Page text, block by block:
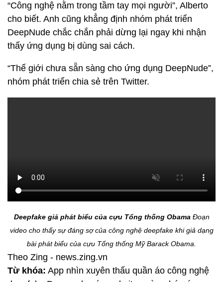
“Công nghệ nằm trong tầm tay mọi người”, Alberto
cho biết. Anh cũng khẳng định nhóm phát triển
DeepNude chắc chắn phải dừng lại ngay khi nhận
thấy ứng dụng bị dùng sai cách.
“Thế giới chưa sẵn sàng cho ứng dụng DeepNude”,
nhóm phát triển chia sẻ trên Twitter.
Deepfake giả phát biểu của cựu Tổng thống Obama Đoạn
video cho thấy sự đáng sợ của công nghệ deepfake khi giả dạng
bài phát biểu của cựu Tổng thống Mỹ Barack Obama.
Theo Zing - news.zing.vn
Từ khóa: App nhìn xuyên thấu quần áo công nghệ